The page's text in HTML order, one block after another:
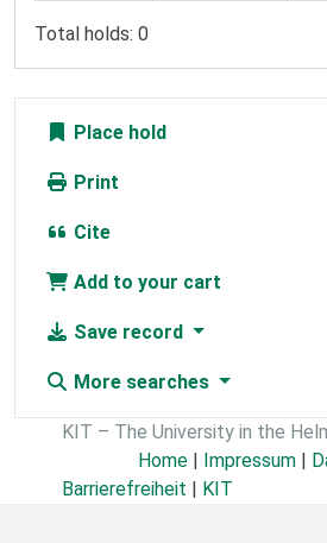
Total holds: 0
Place hold
Print
Cite
Add to your cart
Save record
More searches
KIT – The University in the
Home | Impressum |
Barrierefreiheit | KIT